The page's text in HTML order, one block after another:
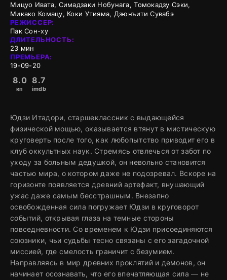
Мицуо Ивата, Симадзаки Нобунага, Томокадзу Сэки,
Микако Комацу, Коки Утияма, Дзюнъити Сувабэ
РЕЖИССЕР:
Пак Сон-ху
ДЛИТЕЛЬНОСТЬ:
23 мин
ПРЕМЬЕРА:
19-09-20
8.0
кп
8.7
imdb
Юдзи Итадори, старшеклассник с выдающейся
физической мощью, оказывается втянут в мистическую
круговерть после того, как любопытство приводит его в
клуб оккультных наук. Стремясь отвлечься от забот по
уходу за больным дедушкой, он невольно становится
частью мира, о котором даже не подозревал. Вскоре на
горизонте появляется древний артефакт, внушающий
ужас даже самым бесстрашным. Внезапно
освобожденная сила погружает Юдзи в круговорот
событий, открывая глаза на темные стороны
повседневности. Со временем к Юдзи присоединяются
союзники, чьи судьбы тесно связаны с его загадочной
миссией, где смелость граничит с безумием.
Направляясь в мир древних проклятий и демонов, он
начинает осознавать, что его впечатляющая сила — не